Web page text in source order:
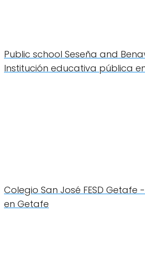
Public school Seseña and
Institución educativa pública
Colegio San José FESD Getafe
en Getafe